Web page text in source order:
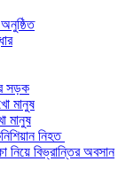
সড়ক
মানুষ
মানুষ
নিহত
নিয়ে বিভ্রান্তির অবসান